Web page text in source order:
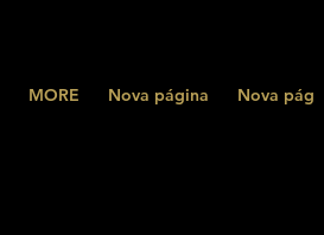
MORE Nova página Nova